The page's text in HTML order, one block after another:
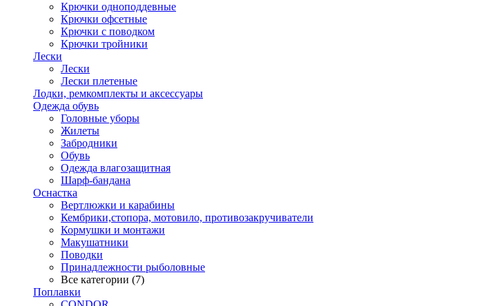
Крючки одноподдевные
Крючки офсетные
Крючки с поводком
Крючки тройники
Лески
Лески
Лески плетеные
Лодки, ремкомплекты и аксессуары
Одежда обувь
Головные уборы
Жилеты
Забродники
Обувь
Одежда влагозащитная
Шарф-бандана
Оснастка
Вертлюжки и карабины
Кембрики,стопора, мотовило, противозакручиватели
Кормушки и монтажи
Макушатники
Поводки
Принадлежности рыболовные
Все категории (7)
Поплавки